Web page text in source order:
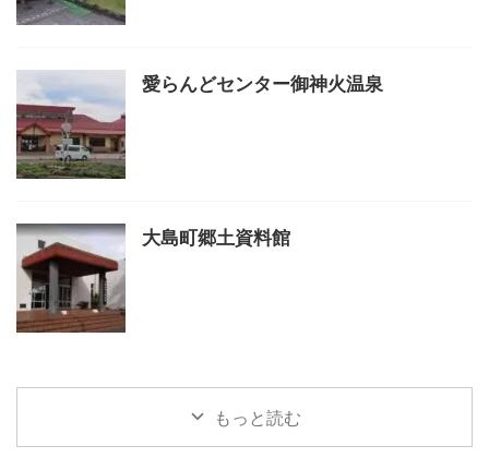
愛らんどセンター御神火温泉
大島町郷土資料館
もっと読む